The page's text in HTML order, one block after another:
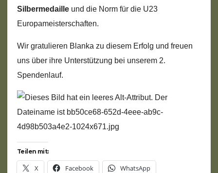
Silbermedaille und die Norm für die U23
Europameisterschaften.
Wir gratulieren Blanka zu diesem Erfolg und freuen
uns über ihre Unterstützung bei unserem 2.
Spendenlauf.
Teilen mit:
X Facebook WhatsApp